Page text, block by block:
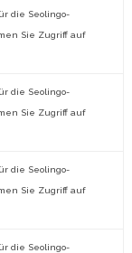
die Seolingo-
Sie Zugriff auf
die Seolingo-
Sie Zugriff auf
die Seolingo-
Sie Zugriff auf
die Seolingo-